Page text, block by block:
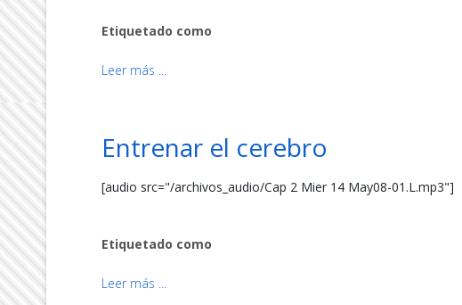
Etiquetado como
Leer más ...
Entrenar el cerebro
[audio src="/archivos_audio/Cap 2 Mier 14 May08-01.L.mp3"]
Etiquetado como
Leer más ...